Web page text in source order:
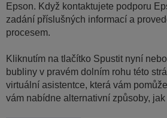
Epson. Když kontaktujete podporu
zadání příslušných informací a
procesem.
Kliknutím na tlačítko Spustit nyní
bubliny v pravém dolním rohu této
virtuální asistentce, která vám
vám nabídne alternativní způsoby,